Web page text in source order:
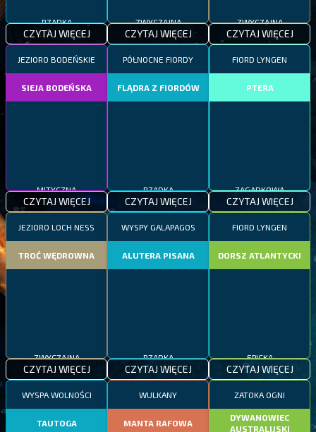
RZADKA
CZYTAJ WIĘCEJ
ZWYCZAJNA
CZYTAJ WIĘCEJ
ZWYCZAJNA
CZYTAJ WIĘCEJ
JEZIORO BODEŃSKIE
SIEJA BODEŃSKA
MITYCZNA
CZYTAJ WIĘCEJ
PÓŁNOCNE FIORDY
FLĄDRA Z FIORDÓW
RZADKA
CZYTAJ WIĘCEJ
FIORD LYNGEN
PTERA
ZAGADKOWA
CZYTAJ WIĘCEJ
JEZIORO LOCH NESS
TROĆ WĘDROWNA
ZWYCZAJNA
CZYTAJ WIĘCEJ
WYSPY GALAPAGOS
ALUTERA PISANA
RZADKA
CZYTAJ WIĘCEJ
FIORD LYNGEN
DORSZ ATLANTYCKI
EPICKA
CZYTAJ WIĘCEJ
WYSPA WOLNOŚCI
TAUTOGA
WULKANY
MANTA RAFOWA
ZATOKA OGNI
DYWANOWIEC
AUSTRALIJSKI